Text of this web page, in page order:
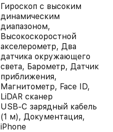
Гироскоп с высоким
динамическим
диапазоном,
Высокоскоростной
акселерометр, Два
датчика окружающего
света, Барометр, Датчик
приближения,
Магнитометр, Face ID,
LiDAR сканер
USB-C зарядный кабель
(1 м), Документация,
iPhone